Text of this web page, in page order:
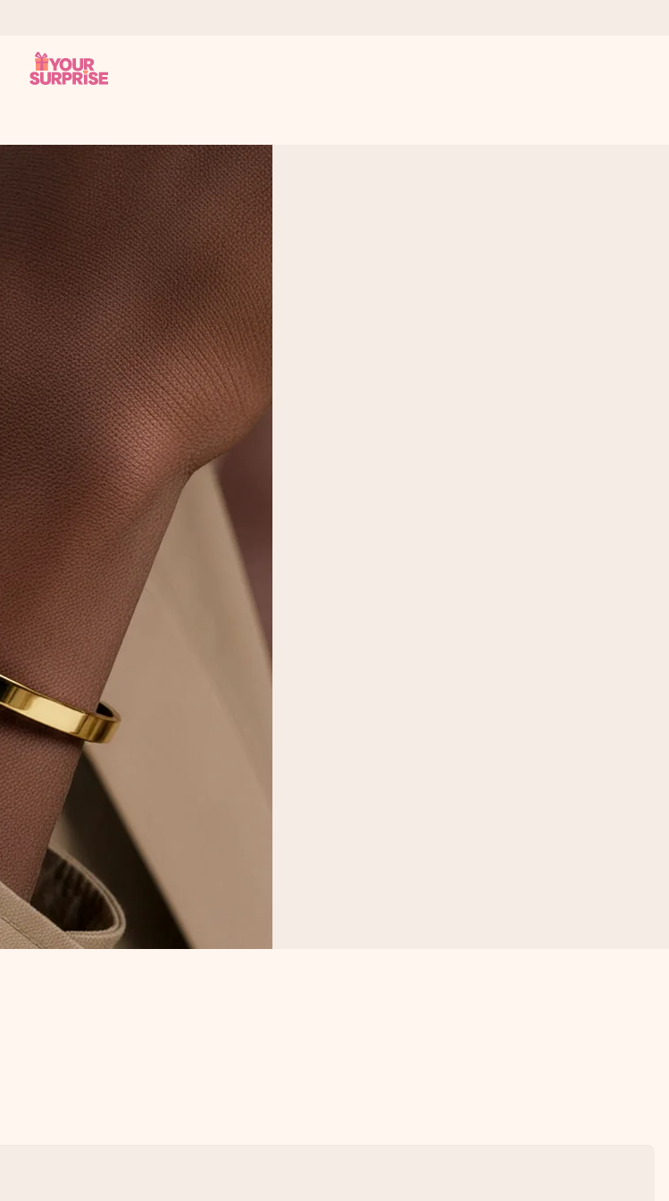
správnou chvíli, kdy na tom nejvíc záleží.
vzkazem, který doopravdy zahřeje u srdce. Žádné zbytečné složitosti, jen spousta lásky pro daný